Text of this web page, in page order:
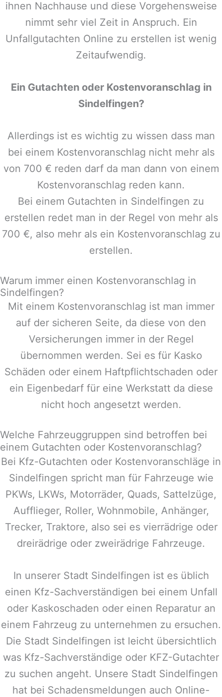
ihnen Nachhause und diese Vorgehensweise
nimmt sehr viel Zeit in Anspruch. Ein
Unfallgutachten Online zu erstellen ist wenig
Zeitaufwendig.
Ein Gutachten oder Kostenvoranschlag in
Sindelfingen?
Allerdings ist es wichtig zu wissen dass man
bei einem Kostenvoranschlag nicht mehr als
von 700 € reden darf da man dann von einem
Kostenvoranschlag reden kann.
Bei einem Gutachten in Sindelfingen zu
erstellen redet man in der Regel von mehr als
700 €, also mehr als ein Kostenvoranschlag zu
erstellen.
Warum immer einen Kostenvoranschlag in
Sindelfingen?
Mit einem Kostenvoranschlag ist man immer
auf der sicheren Seite, da diese von den
Versicherungen immer in der Regel
übernommen werden. Sei es für Kasko
Schäden oder einem Haftpflichtschaden oder
ein Eigenbedarf für eine Werkstatt da diese
nicht hoch angesetzt werden.
Welche Fahrzeuggruppen sind betroffen bei
einem Gutachten oder Kostenvoranschlag?
Bei Kfz-Gutachten oder Kostenvoranschläge in
Sindelfingen spricht man für Fahrzeuge wie
PKWs, LKWs, Motorräder, Quads, Sattelzüge,
Aufflieger, Roller, Wohnmobile, Anhänger,
Trecker, Traktore, also sei es vierrädrige oder
dreirädrige oder zweirädrige Fahrzeuge.
In unserer Stadt Sindelfingen ist es üblich
einen Kfz-Sachverständigen bei einem Unfall
oder Kaskoschaden oder einen Reparatur an
einem Fahrzeug zu unternehmen zu ersuchen.
Die Stadt Sindelfingen ist leicht übersichtlich
was Kfz-Sachverständige oder KFZ-Gutachter
zu suchen angeht. Unsere Stadt Sindelfingen
hat bei Schadensmeldungen auch Online-